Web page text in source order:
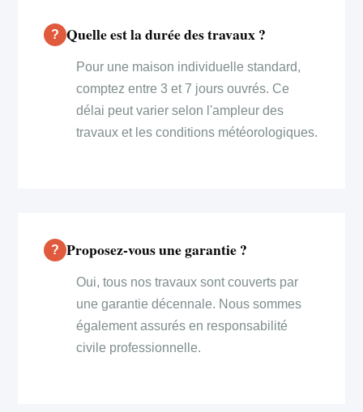
Quelle est la durée des travaux ?
Pour une maison individuelle standard,
comptez entre 3 et 7 jours ouvrés. Ce
délai peut varier selon l'ampleur des
travaux et les conditions météorologiques.
Proposez-vous une garantie ?
Oui, tous nos travaux sont couverts par
une garantie décennale. Nous sommes
également assurés en responsabilité
civile professionnelle.